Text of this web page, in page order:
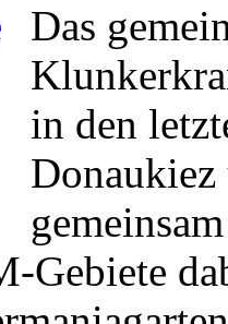
Das
in den
Gebiete